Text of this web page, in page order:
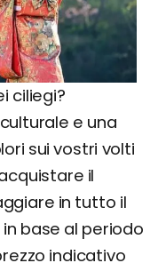
ciliegi?
e una
sui vostri volti
il
in tutto il
base al periodo
indicativo